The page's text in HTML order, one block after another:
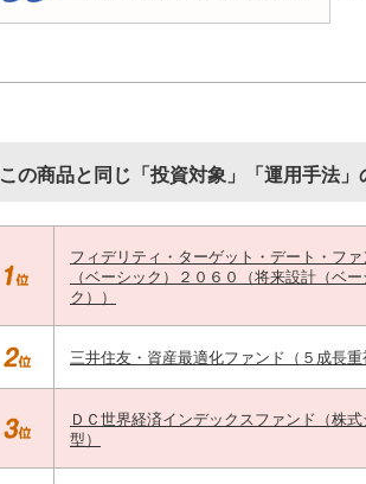
この商品と同じ「投資対象」「運用手法
フィデリティ・ターゲット・デート・ファ
（ベーシック）２０６０（将来設計（ベー
ク））
三井住友・資産最適化ファンド（５成長重
ＤＣ世界経済インデックスファンド（株式
型）